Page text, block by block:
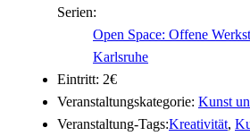
Serien:
Open Space: Offene
Karlsruhe
Eintritt: 2€
Veranstaltungskategorie: Kunst
Veranstaltung-Tags:Kreativität,